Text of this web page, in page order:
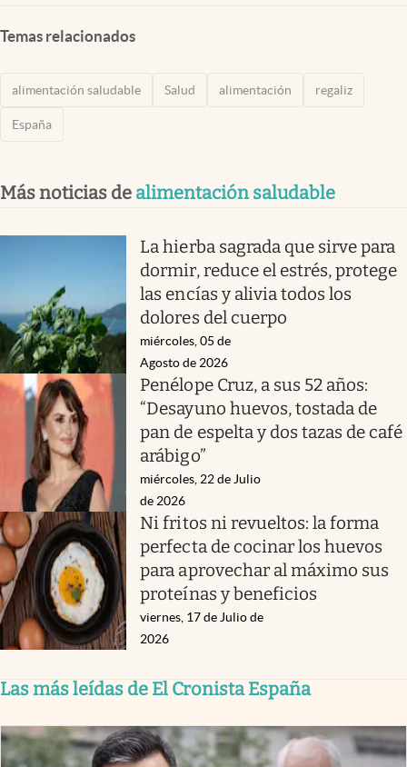
Temas relacionados
alimentación saludable Salud alimentación regaliz
España
Más noticias de alimentación saludable
La hierba sagrada que sirve para
dormir, reduce el estrés, protege
las encías y alivia todos los
dolores del cuerpo
miércoles, 05 de
Agosto de 2026
Penélope Cruz, a sus 52 años:
“Desayuno huevos, tostada de
pan de espelta y dos tazas de café
arábigo”
miércoles, 22 de Julio
de 2026
Ni fritos ni revueltos: la forma
perfecta de cocinar los huevos
para aprovechar al máximo sus
proteínas y beneficios
viernes, 17 de Julio de
2026
Las más leídas de El Cronista España